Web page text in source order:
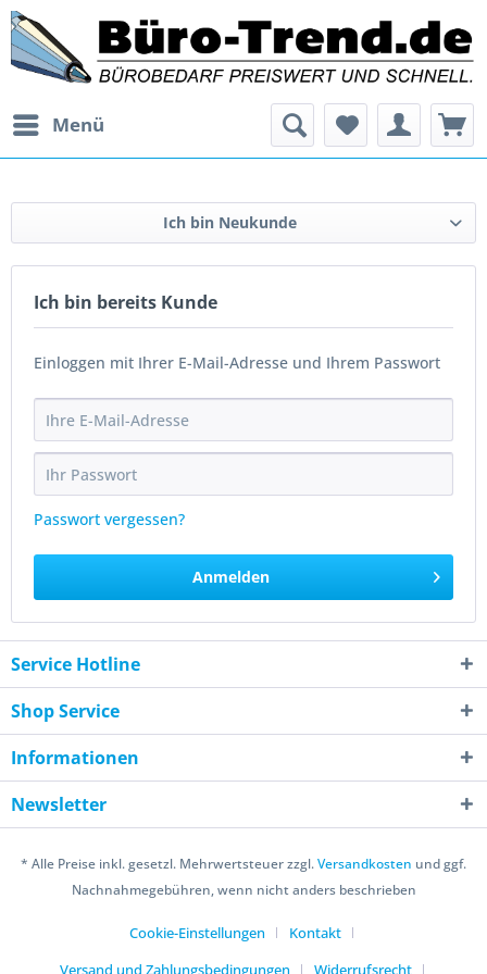
Menü
Ich bin Neukunde
Ich bin bereits Kunde
Einloggen mit Ihrer E-Mail-Adresse und Ihrem Passwort
Passwort vergessen?
Anmelden
Service Hotline
Shop Service
Informationen
Newsletter
* Alle Preise inkl. gesetzl. Mehrwertsteuer zzgl.Versandkosten und ggf.
Nachnahmegebühren, wenn nicht anders beschrieben
Cookie-Einstellungen
Kontakt
Versand und Zahlungsbedingungen
Widerrufsrecht